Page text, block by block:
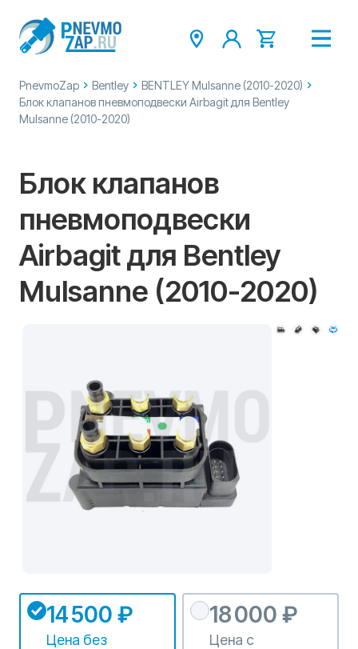
PnevmoZap Bentley
BENTLEY Mulsanne (2010-2020)
Блок клапанов пневмоподвески Airbagit для Bentley
Mulsanne (2010-2020)
Блок клапанов
пневмоподвески
Airbagit для Bentley
Mulsanne (2010-2020)
14 500 ₽
Цена без
18 000 ₽
Цена с